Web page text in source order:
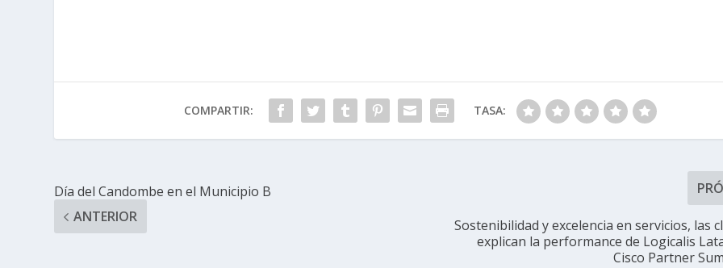
COMPARTIR: TASA:
Día del Candombe en el Municipio B
ANTERIOR
Sostenibilidad y excelencia en servicios, las
explican la performance de Logicalis
Cisco Partner